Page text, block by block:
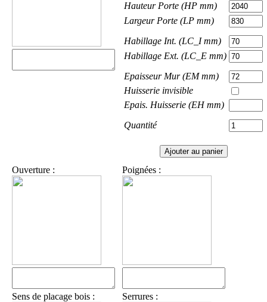
Hauteur Porte (HP mm)
Largeur Porte (LP mm)
Habillage Int. (LC_I mm)
Habillage Ext. (LC_E mm)
Epaisseur Mur (EM mm)
Huisserie invisible
Epais. Huisserie (EH mm)
Quantité
Ouverture :
Sens de placage bois :
Poignées :
Serrures :